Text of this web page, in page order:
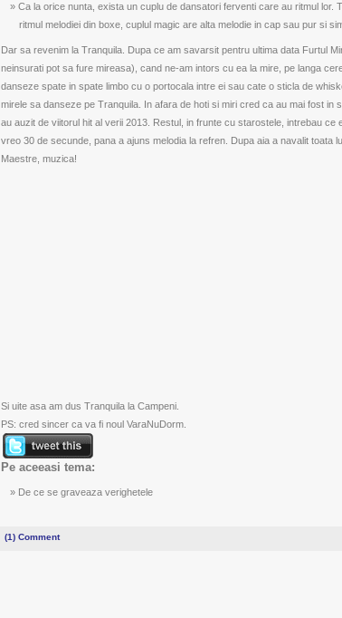
Ca la orice nunta, exista un cuplu de dansatori ferventi care au ritmul lor.
ritmul melodiei din boxe, cuplul magic are alta melodie in cap sau pur si
Dar sa revenim la Tranquila. Dupa ce am savarsit pentru ultima data Furtul
neinsurati pot sa fure mireasa), cand ne-am intors cu ea la mire, pe langa
danseze spate in spate limbo cu o portocala intre ei sau cate o sticla de
mirele sa danseze pe Tranquila. In afara de hoti si miri cred ca au mai fost in
au auzit de viitorul hit al verii 2013. Restul, in frunte cu starostele, intrebau ce
vreo 30 de secunde, pana a ajuns melodia la refren. Dupa aia a navalit toata
Maestre, muzica!
Si uite asa am dus Tranquila la Campeni.
PS: cred sincer ca va fi noul VaraNuDorm.
Pe aceeasi tema:
De ce se graveaza verighetele
(1)Comment